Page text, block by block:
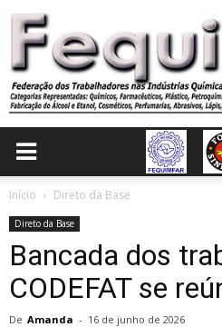
Início Direto da Base
Direto da Base
Bancada dos
CODEFAT se
De Amanda - 16 de junho de 2026